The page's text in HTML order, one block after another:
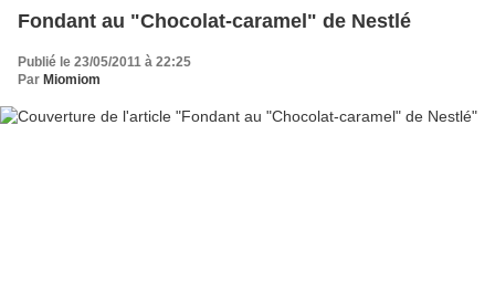
Fondant au "Chocolat-caramel" de Nestlé
Publié le 23/05/2011 à 22:25
Par Miomiom